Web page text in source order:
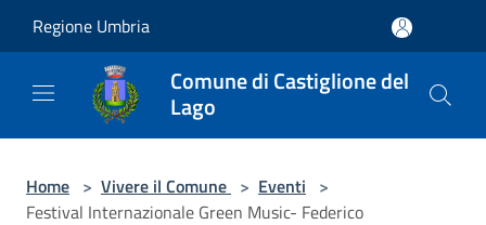
Regione Umbria
Comune di Castiglione del
Lago
Home > Vivere il Comune > Eventi >
Festival Internazionale Green Music- Federico